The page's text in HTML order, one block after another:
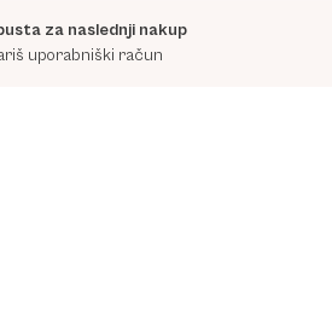
za naslednji nakup
uporabniški račun